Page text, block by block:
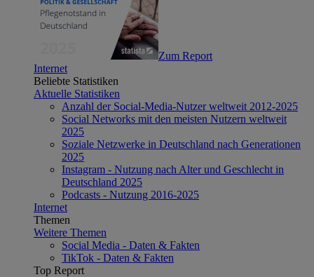
Zum Report
Internet
Beliebte Statistiken
Aktuelle Statistiken
Anzahl der Social-Media-Nutzer weltweit 2012-2025
Social Networks mit den meisten Nutzern weltweit
2025
Soziale Netzwerke in Deutschland nach Generationen
2025
Instagram - Nutzung nach Alter und Geschlecht in
Deutschland 2025
Podcasts - Nutzung 2016-2025
Internet
Themen
Weitere Themen
Social Media - Daten & Fakten
TikTok - Daten & Fakten
Top Report